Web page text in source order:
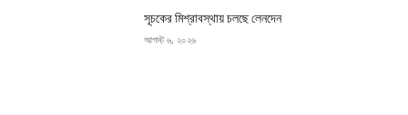
সূচকের মিশ্রাবস্থায় চলছে লেনদেন
আগস্ট ৬, ২০২৬